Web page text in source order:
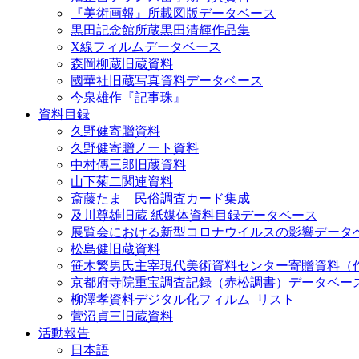
『美術画報』所載図版データベース
黒田記念館所蔵黒田清輝作品集
X線フィルムデータベース
森岡柳蔵旧蔵資料
國華社旧蔵写真資料データベース
今泉雄作『記事珠』
資料目録
久野健寄贈資料
久野健寄贈ノート資料
中村傳三郎旧蔵資料
山下菊二関連資料
斎藤たま 民俗調査カード集成
及川尊雄旧蔵 紙媒体資料目録データベース
展覧会における新型コロナウイルスの影響データ
松島健旧蔵資料
笹木繁男氏主宰現代美術資料センター寄贈資料（
京都府寺院重宝調査記録（赤松調書）データベー
柳澤孝資料デジタル化フィルム_リスト
菅沼貞三旧蔵資料
活動報告
日本語